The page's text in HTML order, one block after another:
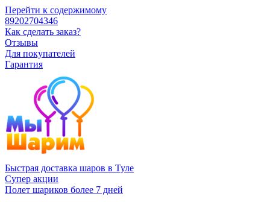
Перейти к содержимому
89202704346
Как сделать заказ?
Отзывы
Для покупателей
Гарантия
Быстрая доставка шаров в Туле
Супер акции
Полет шариков более 7 дней